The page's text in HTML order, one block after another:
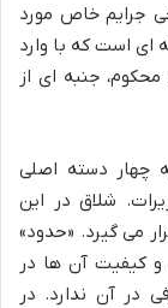
جرایم خاص مورد
ای است که با وارد
جنبه ای از
چهار دسته اصلی
شلاق در این
می گیرد. «حدود»
و کیفیت آن ها در
آن ندارد. در